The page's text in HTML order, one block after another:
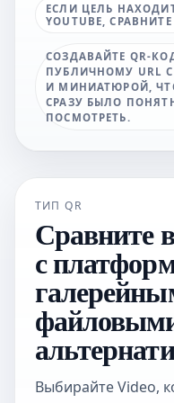
ЕСЛИ ЦЕЛЬ
YOUTUBE, СРАВНИТЕ
СОЗДАВАЙТЕ QR-
ПУБЛИЧНОМУ URL
И МИНИАТЮРОЙ,
СРАЗУ БЫЛО
ПОСМОТРЕТЬ.
ТИП QR
Сравните
с
Выбирайте Video,